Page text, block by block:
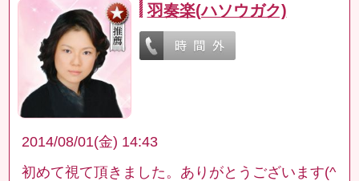
羽奏楽(ハソウガク)
2014/08/01(金) 14:43
初めて視て頂きました。ありがとうございます(^